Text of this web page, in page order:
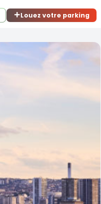
Louez votre parking